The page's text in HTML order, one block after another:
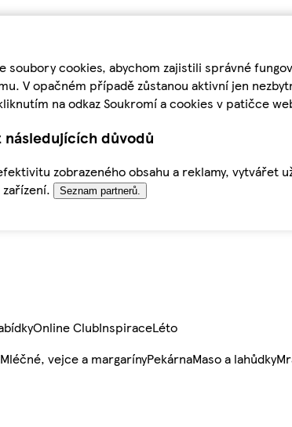
soubory cookies, abychom zajistili správné
V opačném případě zůstanou aktivní jen
na odkaz Soukromí a cookies v patičce
následujících důvodů
zobrazeného obsahu a reklamy,
Seznam partnerů.
Online ClubInspiraceLéto
Mléčné, vejce a margarínyPekárnaMaso a lahůdky